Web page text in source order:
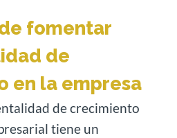
fomentar
de
en la empresa
de crecimiento
tiene un